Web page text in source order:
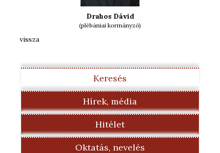
Drahos Dávid
(plébániai kormányzó)
vissza
Keresés
Hírek, média
Hitélet
Oktatás, nevelés